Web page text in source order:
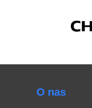
O nas